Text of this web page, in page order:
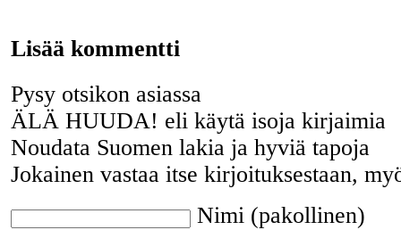
Lisää kommentti
Pysy otsikon asiassa
ÄLÄ HUUDA! eli käytä isoja kirjaimia
Noudata Suomen lakia ja hyviä tapoja
Jokainen vastaa itse kirjoituksestaan,
Nimi (pakollinen)